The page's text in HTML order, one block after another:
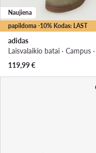
papildoma -10% Kodas: LAST
Naujiena
adidas
119,99€